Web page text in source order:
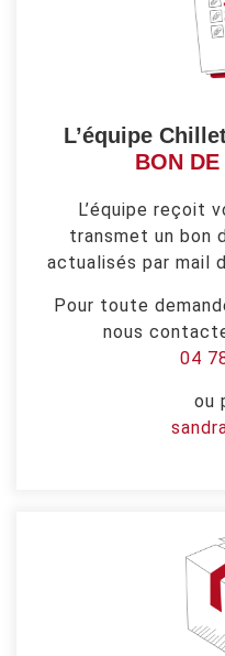
L’équipe
BON
L’équipe reçoit
transmet un bon
actualisés par mail
Pour toute
nous
04
ou